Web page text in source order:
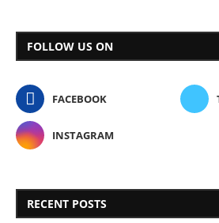
FOLLOW US ON
FACEBOOK
INSTAGRAM
RECENT POSTS